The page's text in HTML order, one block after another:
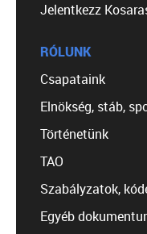
Jelentkezz
RÓLUNK
Csapataink
Elnökség, stáb,
Történetünk
TAO
Szabályzatok,
Egyéb